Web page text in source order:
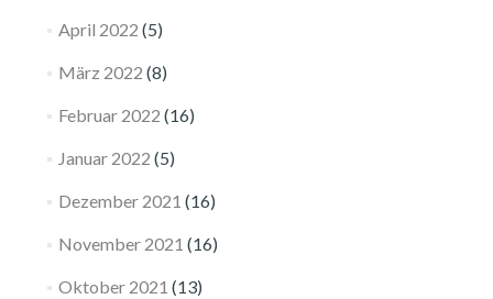
April 2022 (5)
März 2022 (8)
Februar 2022 (16)
Januar 2022 (5)
Dezember 2021 (16)
November 2021 (16)
Oktober 2021 (13)